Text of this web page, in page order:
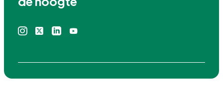
InstagramLinkedin